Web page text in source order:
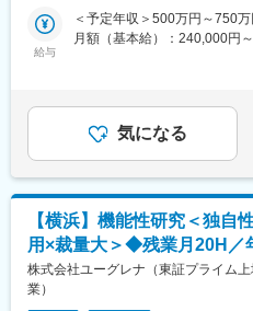
BtoBのため一般的には知名
蛋白など中間素材のスペシャ
事業の強化に加え、新たな価
でいます。
全般を担当いただきます。
スキルや部署内事情に依存し
開発を担当いただく予定です
新規と既存開発の割合は概ね
未来の当社事業の核となるよ
給与
＜予定年収＞500万円～750
月額（基本給）：240,000円
す。月給(月額)は固定手当を
気になる
【横浜】機能性研究＜独自
用×裁量大＞◆残業月20H
株式会社ユーグレナ（東証プライム
業）